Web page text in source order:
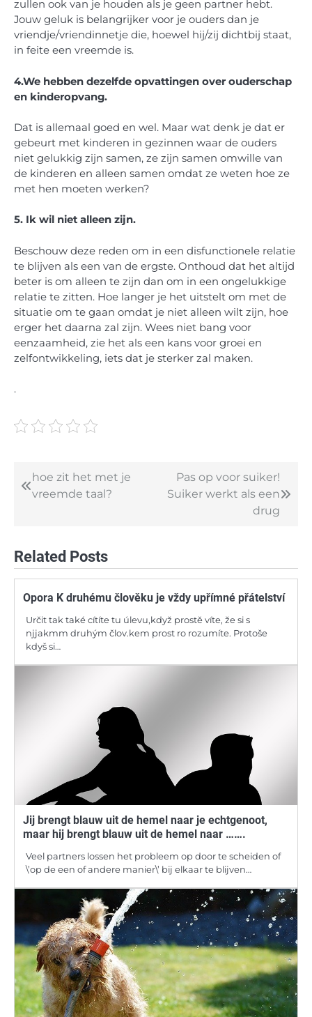
zullen ook van je houden als je geen partner hebt.
Jouw geluk is belangrijker voor je ouders dan je
vriendje/vriendinnetje die, hoewel hij/zij dichtbij staat,
in feite een vreemde is.
4.We hebben dezelfde opvattingen over ouderschap
en kinderopvang.
Dat is allemaal goed en wel. Maar wat denk je dat er
gebeurt met kinderen in gezinnen waar de ouders
niet gelukkig zijn samen, ze zijn samen omwille van
de kinderen en alleen samen omdat ze weten hoe ze
met hen moeten werken?
5. Ik wil niet alleen zijn.
Beschouw deze reden om in een disfunctionele relatie
te blijven als een van de ergste. Onthoud dat het altijd
beter is om alleen te zijn dan om in een ongelukkige
relatie te zitten. Hoe langer je het uitstelt om met de
situatie om te gaan omdat je niet alleen wilt zijn, hoe
erger het daarna zal zijn. Wees niet bang voor
eenzaamheid, zie het als een kans voor groei en
zelfontwikkeling, iets dat je sterker zal maken.
.
Post
hoe zit het met je
vreemde taal?
Pas op voor suiker!
Suiker werkt als een
drug
Related Posts
Opora K druhému člověku je vždy upřímné přátelství
Určit tak také cítíte tu úlevu,když prostě víte, že si s
njjakmm druhým člov.kem prost ro rozumíte. Protoše
kdyš si…
Jij brengt blauw uit de hemel naar je echtgenoot,
maar hij brengt blauw uit de hemel naar …….
Veel partners lossen het probleem op door te scheiden of
\’op de een of andere manier\’ bij elkaar te blijven…